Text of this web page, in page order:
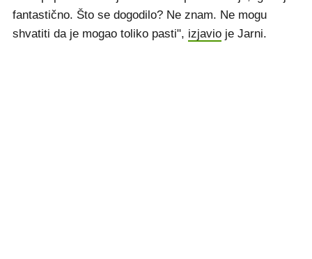
fantastično. Što se dogodilo? Ne znam. Ne mogu
shvatiti da je mogao toliko pasti", izjavio je Jarni.